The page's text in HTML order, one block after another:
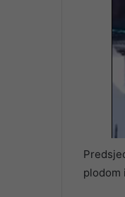
plodom